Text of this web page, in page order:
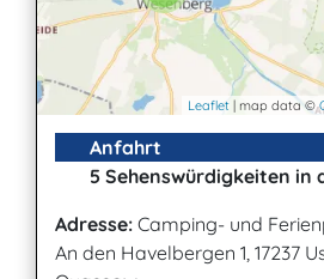
Leaflet | map data ©
Anfahrt
5 Sehenswürdigkeiten in
Adresse: Camping- und
An den Havelbergen 1, 17237